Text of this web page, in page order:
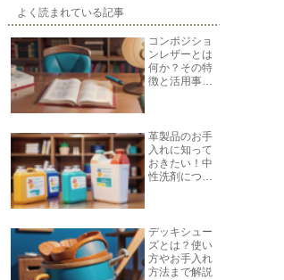
よく読まれている記事
コンポジショ
ンレザーとは
何か？その特
徴と活用事例
革製品のお手
入れに知って
おきたい！中
性洗剤につい
デッキシュー
ズとは？使い
方やお手入れ
方法まで解説